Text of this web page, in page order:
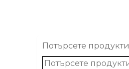
Потърсете продукти